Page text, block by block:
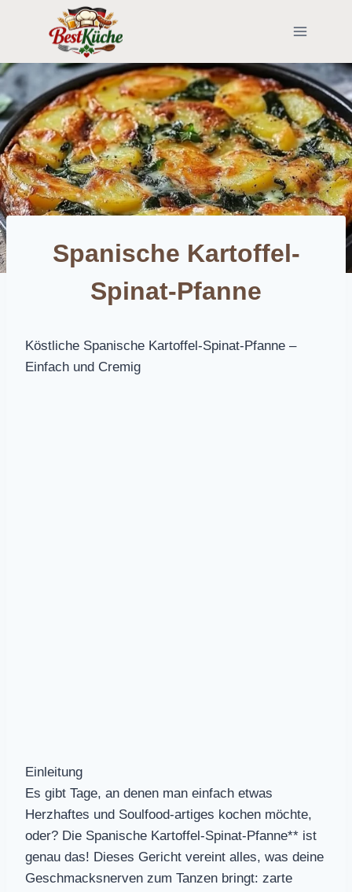
Spanische Kartoffel-
Spinat-Pfanne
Köstliche Spanische Kartoffel-Spinat-Pfanne –
Einfach und Cremig
Einleitung
Es gibt Tage, an denen man einfach etwas
Herzhaftes und Soulfood-artiges kochen möchte,
oder? Die Spanische Kartoffel-Spinat-Pfanne** ist
genau das! Dieses Gericht vereint alles, was deine
Geschmacksnerven zum Tanzen bringt: zarte